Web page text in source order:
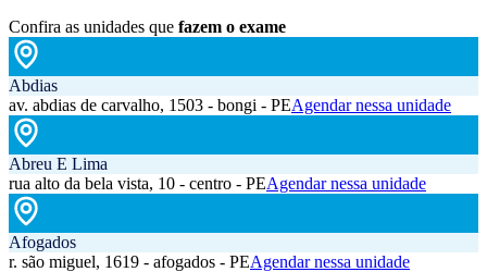
Confira as unidades que fazem o exame
Abdias
av. abdias de carvalho, 1503 - bongi - PEAgendar nessa unidade
Abreu E Lima
rua alto da bela vista, 10 - centro - PEAgendar nessa unidade
Afogados
r. são miguel, 1619 - afogados - PEAgendar nessa unidade